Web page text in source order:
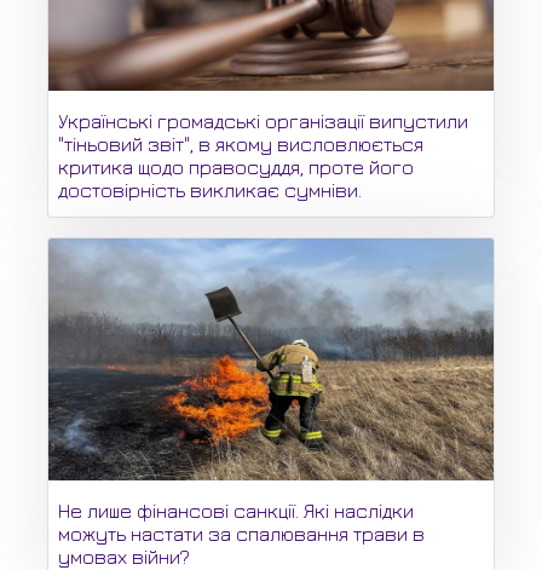
Українські громадські організації випустили
"тіньовий звіт", в якому висловлюється
критика щодо правосуддя, проте його
достовірність викликає сумніви.
Не лише фінансові санкції. Які наслідки
можуть настати за спалювання трави в
умовах війни?